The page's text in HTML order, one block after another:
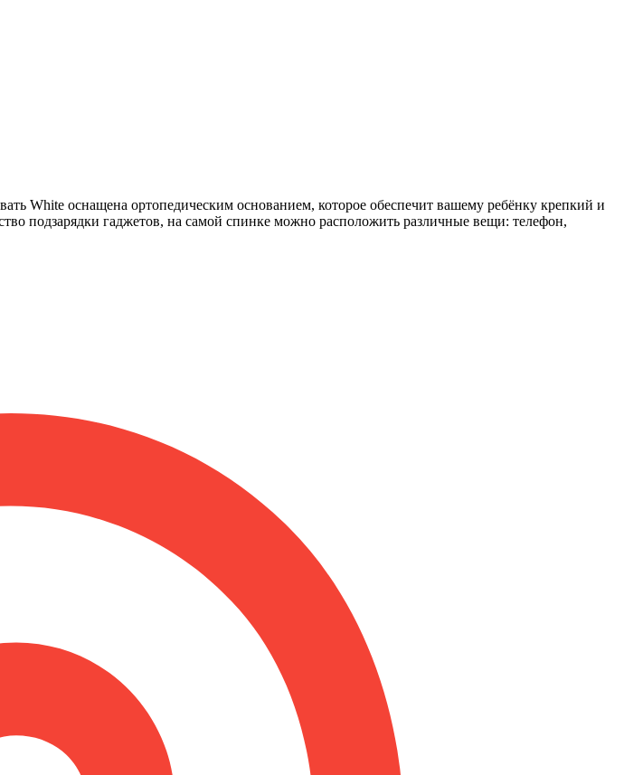
White оснащена ортопедическим основанием, которое обеспечит вашему ребёнку крепкий и
подзарядки гаджетов, на самой спинке можно расположить различные вещи: телефон,